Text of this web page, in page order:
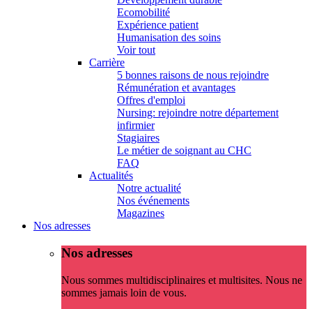
Ecomobilité
Expérience patient
Humanisation des soins
Voir tout
Carrière
5 bonnes raisons de nous rejoindre
Rémunération et avantages
Offres d'emploi
Nursing: rejoindre notre département
infirmier
Stagiaires
Le métier de soignant au CHC
FAQ
Actualités
Notre actualité
Nos événements
Magazines
Nos adresses
Nos adresses
Nous sommes multidisciplinaires et multisites. Nous ne
sommes jamais loin de vous.